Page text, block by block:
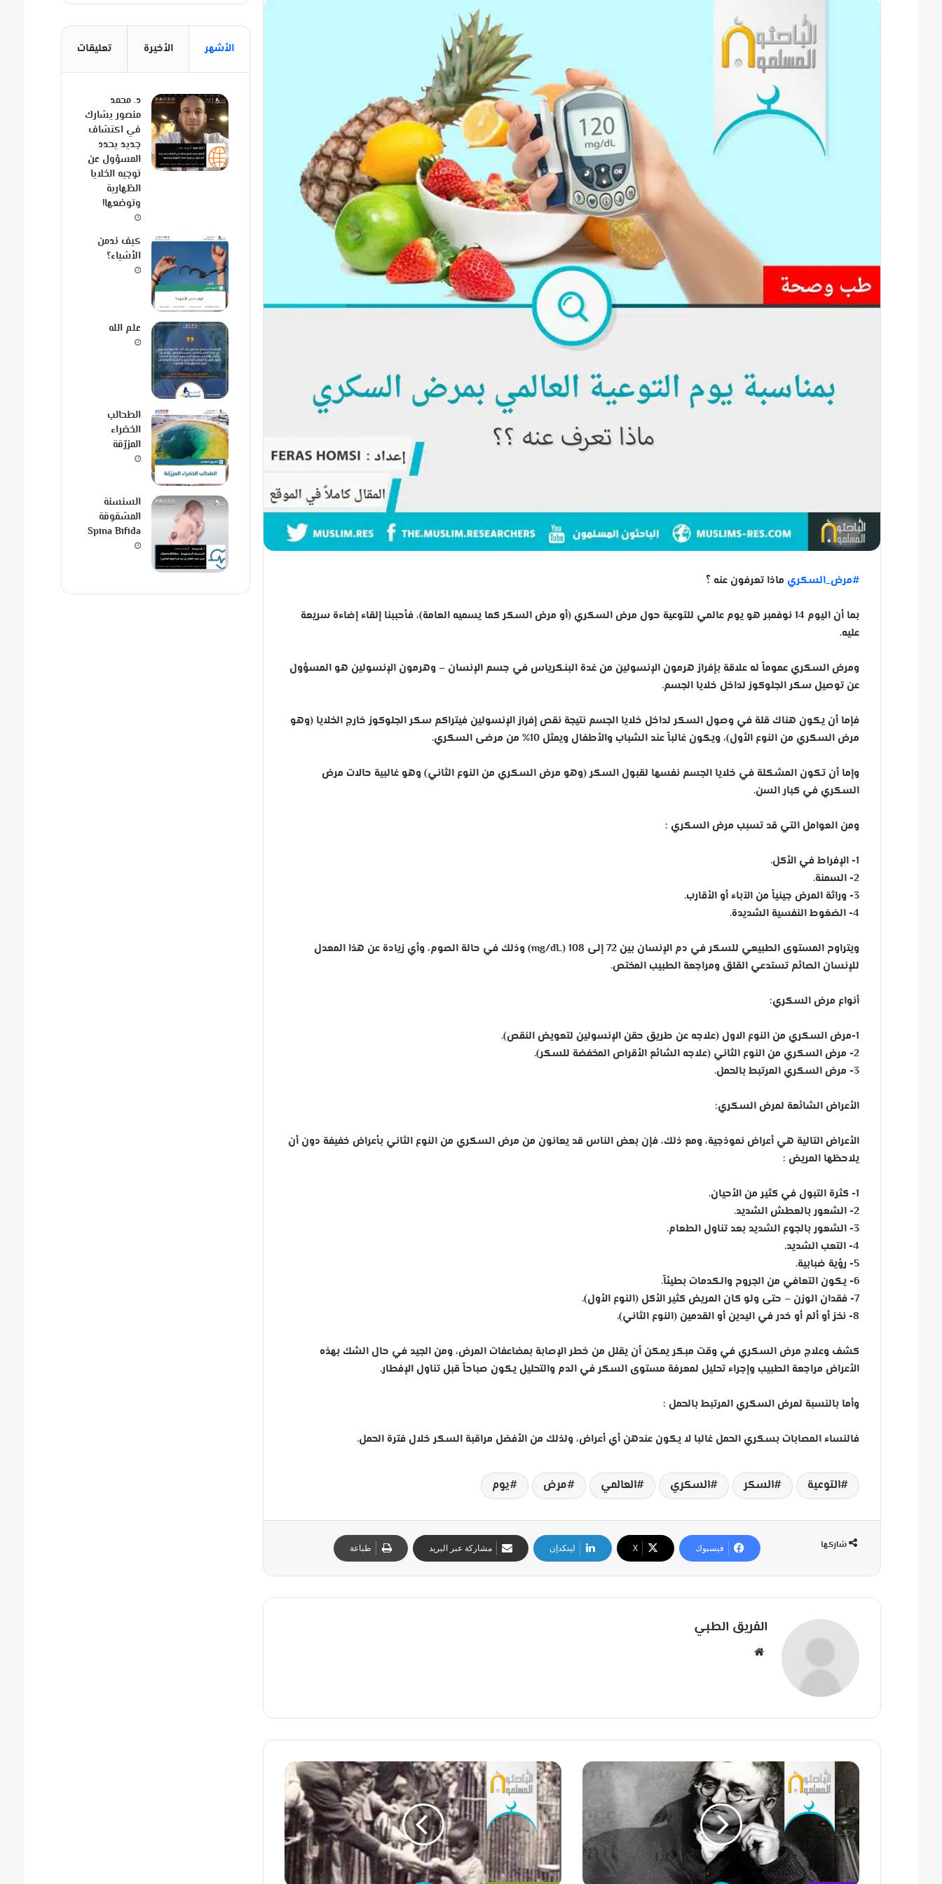
ل
ب
ر
د
ا
‫#‏مرض_السكري‬ ماذا تعرفون عنه ؟
بما أن اليوم 14 نوفمبر هو يوم عالمي للتوعية حول مرض السكري (أو مرض السكر كما يسميه العامة)، فأحببنا إلقاء إضاءة سريعة
عليه.
ومرض السكري عموماً له علاقة بإفراز هرمون الإنسولين من غدة البنكرياس في جسم الإنسان – وهرمون الإنسولين هو المسؤول
عن توصيل سكر الجلوكوز لداخل خلايا الجسم.
فإما أن يكون هناك قلة في وصول السكر لداخل خلايا الجسم نتيجة نقص إفراز الإنسولين فيتراكم سكر الجلوكوز خارج الخلايا (وهو
مرض السكري من النوع الأول)، ويكون غالباً عند الشباب والأطفال ويمثل 10% من مرضى السكري.
وإما أن تكون المشكلة في خلايا الجسم نفسها لقبول السكر (وهو مرض السكري من النوع الثاني) وهو غالبية حالات مرض
السكري في كبار السن.
ومن العوامل التي قد تسبب مرض السكري :
1- الإفراط في الأكل.
2- السمنة.
3- وراثة المرض جينياً من الآباء أو الأقارب.
4- الضغوط النفسية الشديدة.
ويتراوح المستوى الطبيعي للسكر في دم الإنسان بين 72 إلى 108 (mg/dL) وذلك في حالة الصوم، وأي زيادة عن هذا المعدل
للإنسان الصائم تستدعي القلق ومراجعة الطبيب المختص.
أنواع مرض السكري:
1-مرض السكري من النوع الاول (علاجه عن طريق حقن الإنسولين لتعويض النقص).
2- مرض السكري من النوع الثاني (علاجه الشائع الأقراص المخفضة للسكر).
3- مرض السكري المرتبط بالحمل.
الأعراض الشائعة لمرض السكري:
الأعراض التالية هي أعراض نموذجية، ومع ذلك، فإن بعض الناس قد يعانون من مرض السكري من النوع الثاني بأعراض خفيفة دون أن
يلاحظها المريض :
1- كثرة التبول في كثير من الأحيان.
2- الشعور بالعطش الشديد.
3- الشعور بالجوع الشديد بعد تناول الطعام.
4- التعب الشديد.
5- رؤية ضبابية.
6- يكون التعافي من الجروح والكدمات بطيئاً.
7- فقدان الوزن – حتى ولو كان المريض كثير الأكل (النوع الأول).
8- نخز أو ألم أو خدر في اليدين أو القدمين (النوع الثاني).
كشف وعلاج مرض السكري في وقت مبكر يمكن أن يقلل من خطر الإصابة بمضاعفات المرض، ومن الجيد في حال الشك بهذه
الأعراض مراجعة الطبيب وإجراء تحليل لمعرفة مستوى السكر في الدم والتحليل يكون صباحاً قبل تناول الإفطار.
وأما بالنسبة لمرض السكري المرتبط بالحمل :
فالنساء المصابات بسكري الحمل غالبا لا يكون عندهن أي أعراض، ولذلك من الأفضل مراقبة السكر خلال فترة الحمل.
التوعية السكر السكري العالمي مرض يوم
شاركها فيسبوك ‫X لينكدإن مشاركة عبر البريد طباعة
الفريق الطبي
س
ل
س
ل
ة
ف
ي
ز
ب
ا
س
م
د
ا
و
الأشهر الأخيرة تعليقات
د. محمد
منصور يشارك
في اكتشاف
جديد يحدد
المسؤول عن
توجيه الخلايا
الظهارية
وتوضعها!
كيف ندمن
الأشياء؟
علم الله
الطحالب
الخضراء
المزرّقة
السنسنة
المشقوقة
Spina Bifida